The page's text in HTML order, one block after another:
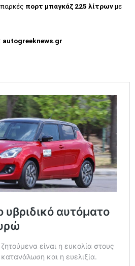
πορτ μπαγκάζ 225 λίτρωνμε
autogreeknews.gr